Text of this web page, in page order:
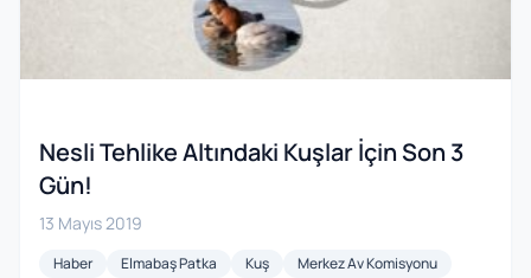
Nesli Tehlike Altındaki Kuşlar İçin Son 3
Gün!
13 Mayıs 2019
Haber Elmabaş Patka Kuş
Merkez Av Komisyonu